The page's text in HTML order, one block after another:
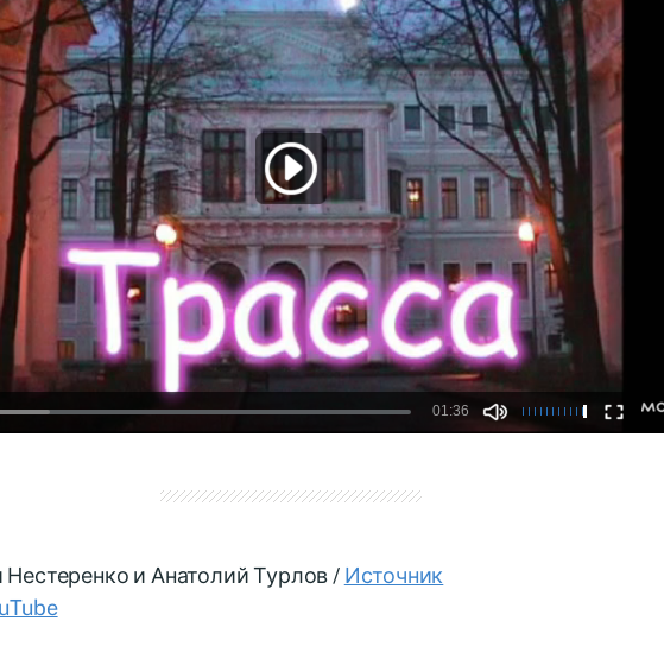
и Анатолий Турлов / Источник